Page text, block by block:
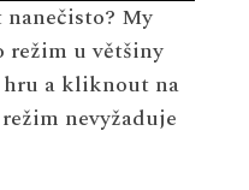
My
režim u většiny
hru a kliknout na
nevyžaduje